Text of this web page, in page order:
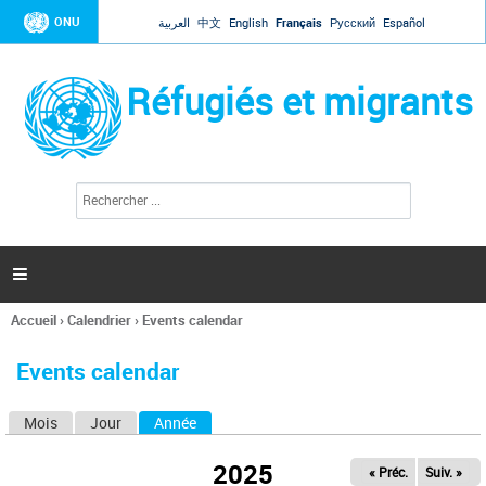
Jump to navigation
ONU العربية 中文 English Français Русский Español
Réfugiés et migrants
l
c
h
e

Vous
ici
Accueil›Calendrier› Events calendar
Events calendar
Mois Jour Année
2025 « Préc. Suiv. »